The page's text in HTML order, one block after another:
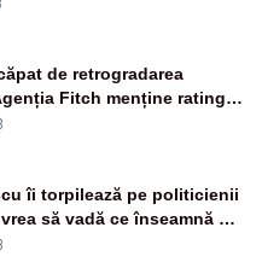
de retrogradarea
Fitch menține ratingul
negativă
îi torpilează pe politicienii
să vadă ce înseamnă să
la România